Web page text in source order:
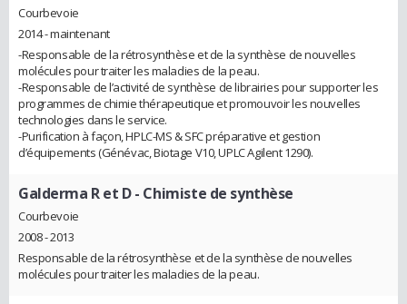
Courbevoie
2014 - maintenant
-Responsable de la rétrosynthèse et de la synthèse de nouvelles
molécules pour traiter les maladies de la peau.
-Responsable de l’activité de synthèse de librairies pour supporter les
programmes de chimie thérapeutique et promouvoir les nouvelles
technologies dans le service.
-Purification à façon, HPLC-MS & SFC préparative et gestion
d’équipements (Génévac, Biotage V10, UPLC Agilent 1290).
Galderma R et D- Chimiste de synthèse
Courbevoie
2008 - 2013
Responsable de la rétrosynthèse et de la synthèse de nouvelles
molécules pour traiter les maladies de la peau.